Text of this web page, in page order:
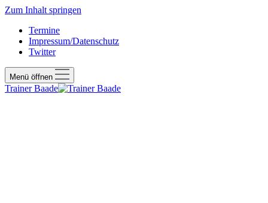
Zum Inhalt springen
Termine
Impressum/Datenschutz
Twitter
Menü öffnen
Trainer Baade